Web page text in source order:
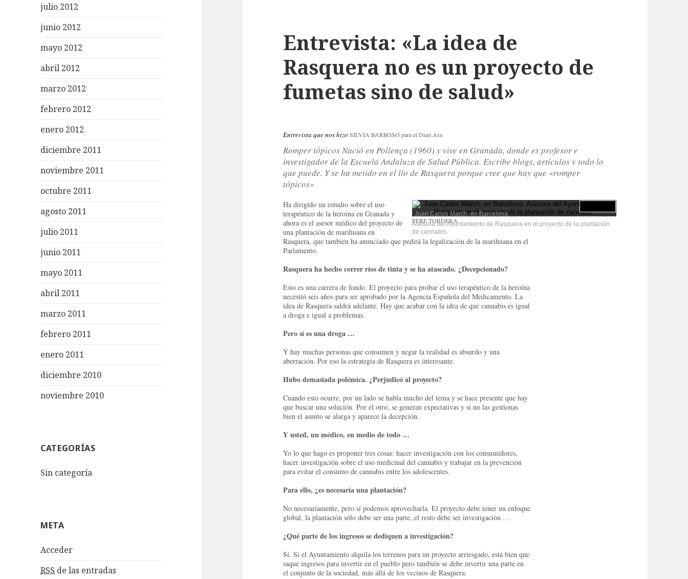
julio 2012
junio 2012
mayo 2012
abril 2012
marzo 2012
febrero 2012
enero 2012
diciembre 2011
noviembre 2011
octubre 2011
agosto 2011
julio 2011
junio 2011
mayo 2011
abril 2011
marzo 2011
febrero 2011
enero 2011
diciembre 2010
noviembre 2010
CATEGORÍAS
Sin categoría
META
Acceder
RSS de las entradas
Entrevista: «La idea de
Rasquera no es un proyecto de
fumetas sino de salud»
Entrevista que nos hizoSÍLVIA BARROSOpara el Diari Ara:
Romper tópicosNació en Pollença (1960) y vive en Granada, donde es profesor e
investigador de la Escuela Andaluza de Salud Pública.Escribe blogs, artículos y todo lo
que puede. Y se ha metido en el lío de Rasquera porque cree que hay que «romper
tópicos»
Juan Carlos March, en Barcelona.
Asesora del Ayuntamiento de Rasquera en el proyecto de la plantación
de cannabis.
PERE TORDERA
Ha dirigido un estudio sobre el uso
terapéutico de la heroína en Granada y
ahora es el asesor médico del proyecto de
una plantación de marihuana en
Rasquera, que también ha anunciado que pedirá la legalización de la marihuana en el
Parlamento.
Rasquera ha hecho correr ríos de tinta y se ha atascado. ¿Decepcionado?
Esto es una carrera de fondo.El proyecto para probar el uso terapéutico de la heroína
necesitó seis años para ser aprobado por la Agencia Española del Medicamento.La
idea de Rasquera saldrá adelante.Hay que acabar con la idea de que cannabis es igual
a droga e igual a problemas.
Pero sí es una droga …
Y hay muchas personas que consumen y negar la realidad es absurdo y una
aberración.Por eso la estrategia de Rasquera es interesante.
Hubo demasiada polémica. ¿Perjudicó al proyecto?
Cuando esto ocurre, por un lado se habla mucho del tema y se hace presente que hay
que buscar una solución.Por el otro, se generan expectativas y si no las gestionas
bien el asunto se alarga y aparece la decepción.
Y usted, un médico, en medio de todo …
Yo lo que hago es proponer tres cosas: hacer investigación con los consumidores,
hacer investigación sobre el uso medicinal del cannabis y trabajar en la prevención
para evitar el consumo de cannabis entre los adolescentes.
Para ello, ¿es necesaria una plantación?
No necesariamente, pero sí podemos aprovecharla.El proyecto debe tener un enfoque
global, la plantación sólo debe ser una parte, el resto debe ser investigación …
¿Qué parte de los ingresos se dediquen a investigación?
Sí.Si el Ayuntamiento alquila los terrenos para un proyecto arriesgado, está bien que
saque ingresos para invertir en el pueblo pero también se debe invertir una parte en
el conjunto de la sociedad, más allá de los vecinos de Rasquera.